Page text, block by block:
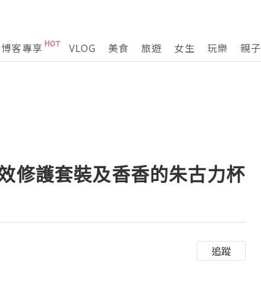
博客專享 VLOG 美食 旅遊 女生 玩樂 親子
修護套裝及香香的朱古力杯
追蹤